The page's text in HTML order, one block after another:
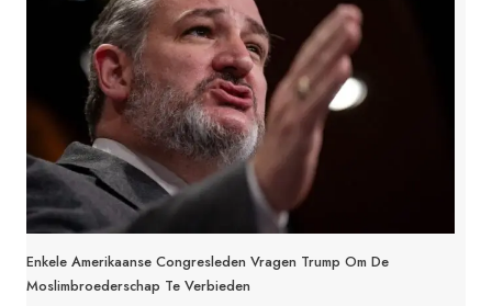
Enkele Amerikaanse Congresleden Vragen Trump Om De
Moslimbroederschap Te Verbieden